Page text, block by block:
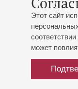
Этот сайт
может